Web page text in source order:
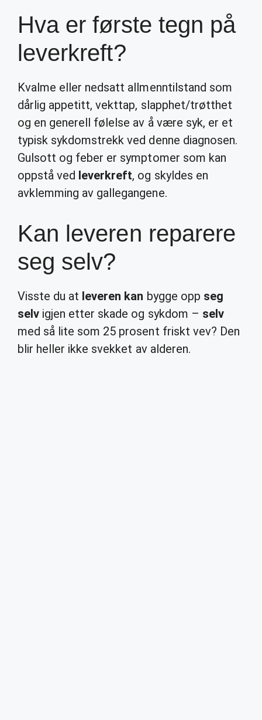
Hva er første tegn på
leverkreft?
Kvalme eller nedsatt allmenntilstand som
dårlig appetitt, vekttap, slapphet/trøtthet
og en generell følelse av å være syk, er et
typisk sykdomstrekk ved denne diagnosen.
Gulsott og feber er symptomer som kan
oppstå ved leverkreft, og skyldes en
avklemming av gallegangene.
Kan leveren reparere
seg selv?
Visste du at leveren kan bygge opp seg
selv igjen etter skade og sykdom – selv
med så lite som 25 prosent friskt vev? Den
blir heller ikke svekket av alderen.